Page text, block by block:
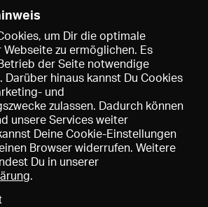
Speichern
um Dir die optimale
Webseite zu ermöglichen. Es
der Seite notwendige
Darüber hinaus kannst Du Cookies
und
zulassen. Dadurch können
unsere Services weiter
Deine Cookie-Einstellungen
Browser widerrufen. Weitere
Du in unserer
.